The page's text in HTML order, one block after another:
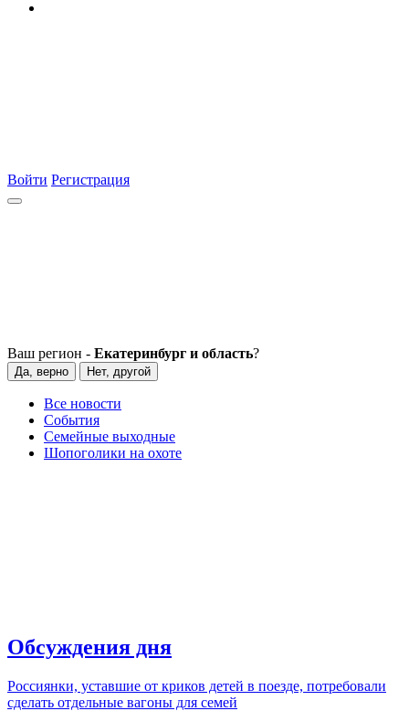
Войти Регистрация
Ваш регион - Екатеринбург и область?
Да, верно Нет, другой
Все новости
События
Семейные выходные
Шопоголики на охоте
Обсуждения дня
Россиянки, уставшие от криков детей в поезде, потребовали
сделать отдельные вагоны для семей